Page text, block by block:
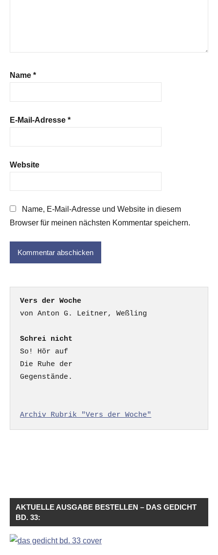
Name *
E-Mail-Adresse *
Website
Name, E-Mail-Adresse und Website in diesem
Browser für meinen nächsten Kommentar speichern.
Vers der Woche
Schrei nicht
So! Hör auf
Die Ruhe der
Gegenstände.
Archiv Rubrik "Vers der Woche"
AKTUELLE AUSGABE BESTELLEN – DAS GEDICHT
BD. 33: